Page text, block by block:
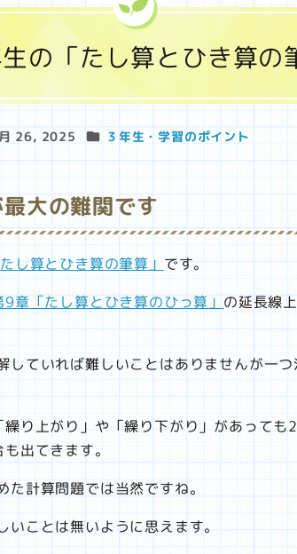
の「たし算とひき算の
26, 2025 カテゴリー
３年生・学習のポイント
大の難関です
し算とひき算の筆算」 です。
9章「たし算とひき算のひっ算」 の延長線
していれば難しいことはありませんが一
り上がり」や「繰り下がり」があっても
出てきます。
た計算問題では当然ですね。
いことは無いように思えます。